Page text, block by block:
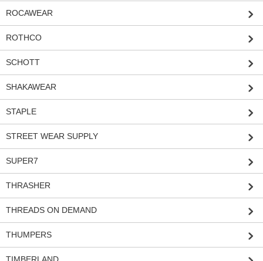
ROCAWEAR
ROTHCO
SCHOTT
SHAKAWEAR
STAPLE
STREET WEAR SUPPLY
SUPER7
THRASHER
THREADS ON DEMAND
THUMPERS
TIMBERLAND